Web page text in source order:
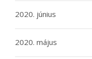
2020. június
2020. május